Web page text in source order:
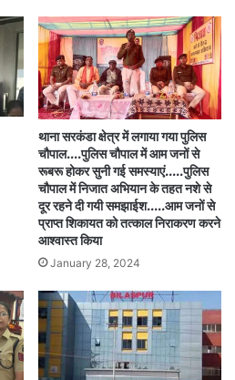
थाना सरकंडा क्षेत्र में लगाया गया पुलिस
चौपाल….पुलिस चौपाल में आम जनों से
रूबरू होकर सुनी गई समस्याएं…..पुलिस
चौपाल में निजात अभियान के तहत नशे से
दूर रहने दी गयी समझाईश…..आम जनों से
प्राप्त शिकायत को तत्काल निराकरण करने
आश्वास्त किया
January 28, 2024